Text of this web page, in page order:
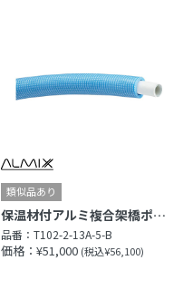
保温材付アルミ複合架橋ポリエチレン管（Type X）
品番：T102-2-13A-5-B
価格：¥51,000 (税込¥56,100)